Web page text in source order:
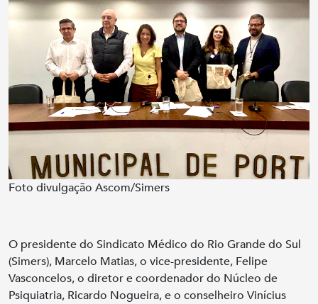
Foto divulgação Ascom/Simers
O presidente do Sindicato Médico do Rio Grande do Sul
(Simers), Marcelo Matias, o vice-presidente, Felipe
Vasconcelos, o diretor e coordenador do Núcleo de
Psiquiatria, Ricardo Nogueira, e o conselheiro Vinícius